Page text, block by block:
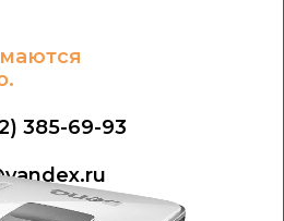
385-69-93